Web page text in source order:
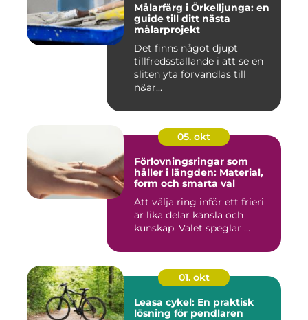
Målarfärg i Örkelljunga: en
guide till ditt nästa
målarprojekt
Det finns något djupt
tillfredsställande i att se en
sliten yta förvandlas till
n&ar...
05. okt
Förlovningsringar som
håller i längden: Material,
form och smarta val
Att välja ring inför ett frieri
är lika delar känsla och
kunskap. Valet speglar ...
01. okt
Leasa cykel: En praktisk
lösning för pendlaren